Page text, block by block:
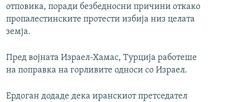
отповика, поради безбедносни причини откако
пропалестинските протести избија низ целата
земја.
Пред војната Израел-Хамас, Турција работеше
на поправка на горливите односи со Израел.
Ердоган додаде дека иранскиот претседател